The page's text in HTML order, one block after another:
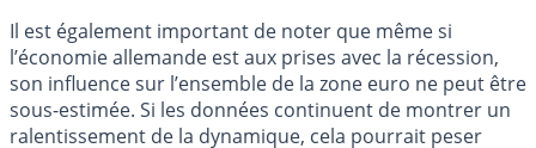
Il est également important de noter que même si
l’économie allemande est aux prises avec la récession,
son influence sur l’ensemble de la zone euro ne peut être
sous-estimée. Si les données continuent de montrer un
ralentissement de la dynamique, cela pourrait peser